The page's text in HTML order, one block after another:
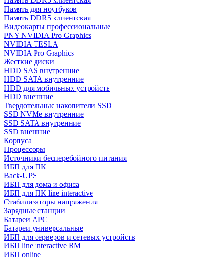
Память для ноутбуков
Память DDR5 клиентская
Видеокарты профессиональные
PNY NVIDIA Pro Graphics
NVIDIA TESLA
NVIDIA Pro Graphics
Жесткие диски
HDD SAS внутренние
HDD SATA внутренние
HDD для мобильных устройств
HDD внешние
Твердотельные накопители SSD
SSD NVMe внутренние
SSD SATA внутренние
SSD внешние
Корпуса
Процессоры
Источники бесперебойного питания
ИБП для ПК
Back-UPS
ИБП для дома и офиса
ИБП для ПК linе interactive
Стабилизаторы напряжения
Зарядные станции
Батареи APC
Батареи универсальные
ИБП для серверов и сетевых устройств
ИБП line interactive RM
ИБП online